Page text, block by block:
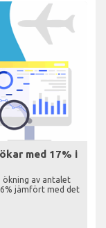
med 17% i
ökning av antalet
jämfört med det